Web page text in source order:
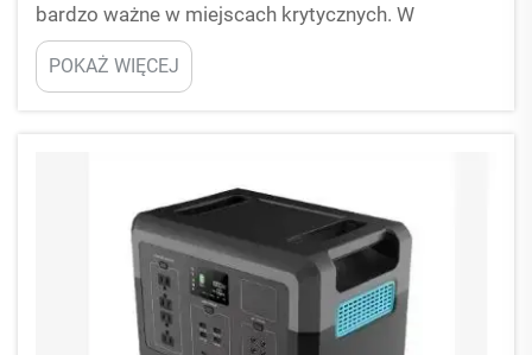
bardzo ważne w miejscach krytycznych. W
dzisiejszym świecie dobre zasilanie rezerwowe z
baterii ma ogromne znaczenie dla tak ważnych
obiektów jak szpitale, centra danych i usługi
POKAŻ WIĘCEJ